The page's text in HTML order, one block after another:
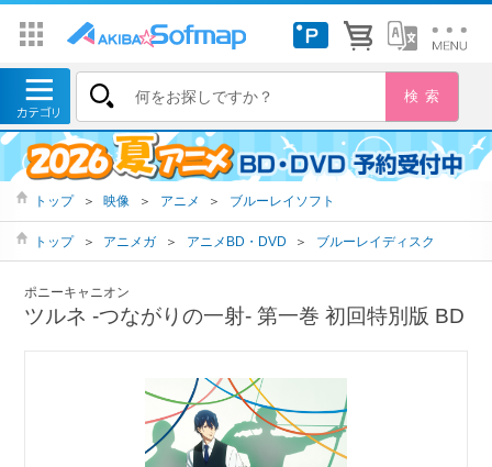
トップ ＞ 映像 ＞ アニメ ＞ ブルーレイソフト
トップ ＞ アニメガ ＞ アニメBD・DVD ＞ ブルーレイディスク
ポニーキャニオン
ツルネ -つながりの一射- 第一巻 初回特別版 BD